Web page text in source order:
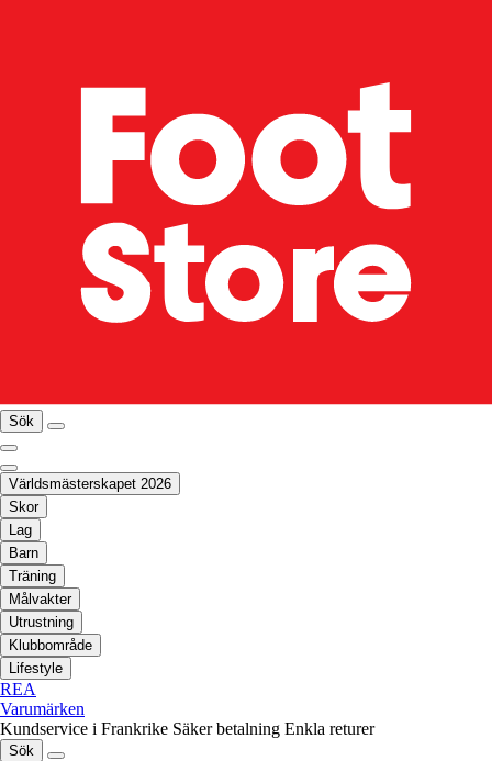
Sök
Världsmästerskapet 2026
Skor
Lag
Barn
Träning
Målvakter
Utrustning
Klubbområde
Lifestyle
REA
Varumärken
Kundservice i Frankrike Säker betalning Enkla returer
Sök